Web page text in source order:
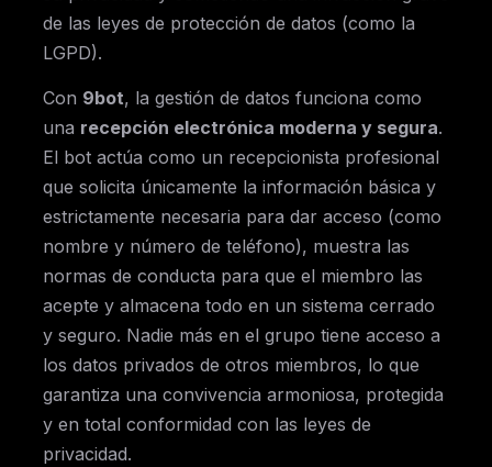
de las leyes de protección de datos (como la
LGPD).
Con 9bot, la gestión de datos funciona como
una recepción electrónica moderna y segura.
El bot actúa como un recepcionista profesional
que solicita únicamente la información básica y
estrictamente necesaria para dar acceso (como
nombre y número de teléfono), muestra las
normas de conducta para que el miembro las
acepte y almacena todo en un sistema cerrado
y seguro. Nadie más en el grupo tiene acceso a
los datos privados de otros miembros, lo que
garantiza una convivencia armoniosa, protegida
y en total conformidad con las leyes de
privacidad.